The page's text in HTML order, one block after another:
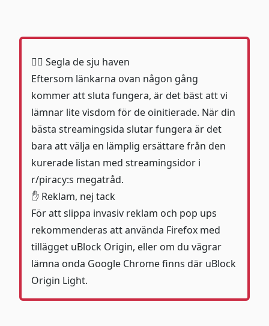
🏴‍☠️ Segla de sju haven
Eftersom länkarna ovan någon gång
kommer att sluta fungera, är det bäst att vi
lämnar lite visdom för de oinitierade. När din
bästa streamingsida slutar fungera är det
bara att välja en lämplig ersättare från den
kurerade listan med streamingsidor i
r/piracy:s megatråd.
✋ Reklam, nej tack
För att slippa invasiv reklam och pop ups
rekommenderas att använda Firefox med
tillägget uBlock Origin, eller om du vägrar
lämna onda Google Chrome finns där uBlock
Origin Light.